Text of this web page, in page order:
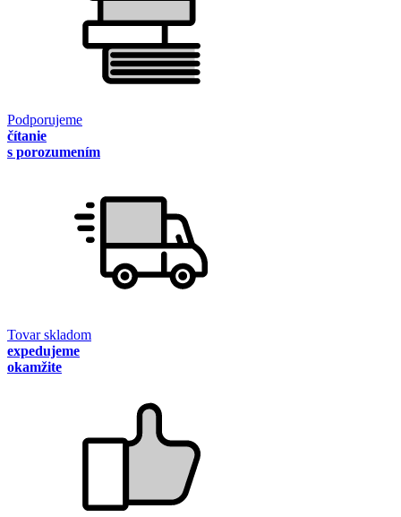
Podporujeme
čítanie
s porozumením
Tovar skladom
expedujeme
okamžite